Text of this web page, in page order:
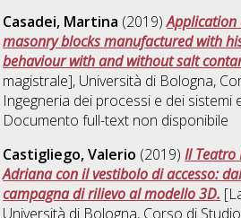
Casadei, Martina (2019)Application
masonry blocks manufactured with
behaviour with and without salt
magistrale], Università di Bologna,
Ingegneria dei processi e dei sistemi
Documento full-text non disponibile
Castigliego, Valerio (2019)Il
Adriana con il vestibolo di accesso:
campagna di rilievo al modello 3D.
Università di Bologna, Corso di